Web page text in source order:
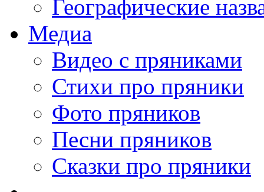
Географические
Медиа
Видео с пряниками
Стихи про пряники
Фото пряников
Песни пряников
Сказки про пряники